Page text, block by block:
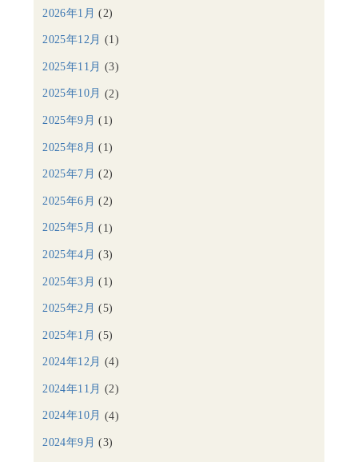
2026年1月 (2)
2025年12月 (1)
2025年11月 (3)
2025年10月 (2)
2025年9月 (1)
2025年8月 (1)
2025年7月 (2)
2025年6月 (2)
2025年5月 (1)
2025年4月 (3)
2025年3月 (1)
2025年2月 (5)
2025年1月 (5)
2024年12月 (4)
2024年11月 (2)
2024年10月 (4)
2024年9月 (3)